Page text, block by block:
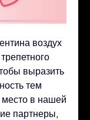
воздух
выразить
тем
в нашей
партнеры,